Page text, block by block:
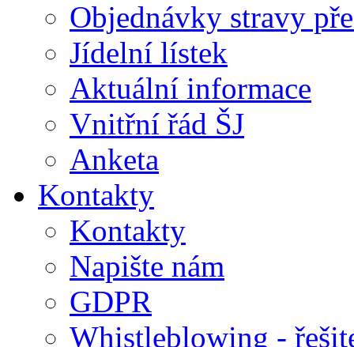
Objednávky stravy
Jídelní lístek
Aktuální informace
Vnitřní řád ŠJ
Anketa
Kontakty
Kontakty
Napište nám
GDPR
Whistleblowing -